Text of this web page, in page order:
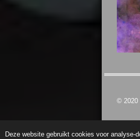
Deze website gebruikt cookies voor
© 2020